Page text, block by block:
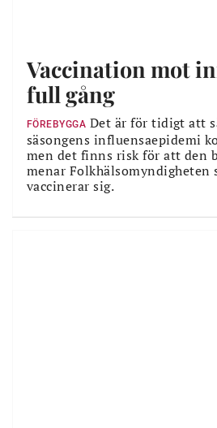
Vaccination mot
full gång
FÖREBYGGA Det är för tidigt att
säsongens influensaepidemi
men det finns risk för att den
menar Folkhälsomyndigheten
vaccinerar sig.